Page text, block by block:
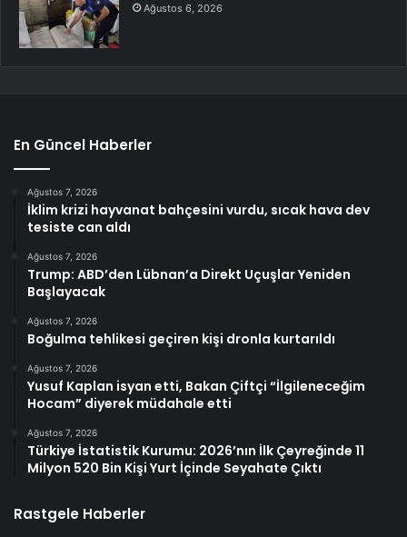
Ağustos 6, 2026
En Güncel Haberler
Ağustos 7, 2026
İklim krizi hayvanat bahçesini vurdu, sıcak hava dev
tesiste can aldı
Ağustos 7, 2026
Trump: ABD’den Lübnan’a Direkt Uçuşlar Yeniden
Başlayacak
Ağustos 7, 2026
Boğulma tehlikesi geçiren kişi dronla kurtarıldı
Ağustos 7, 2026
Yusuf Kaplan isyan etti, Bakan Çiftçi “İlgileneceğim
Hocam” diyerek müdahale etti
Ağustos 7, 2026
Türkiye İstatistik Kurumu: 2026’nın İlk Çeyreğinde 11
Milyon 520 Bin Kişi Yurt İçinde Seyahate Çıktı
Rastgele Haberler